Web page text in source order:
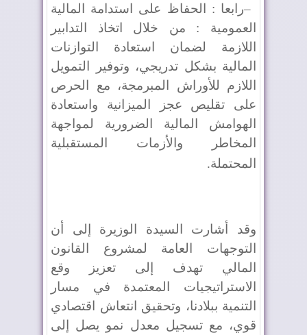
–رابعا : الحفاظ على استدامة المالية
العمومية : من خلال اتخاذ التدابير
اللازمة لضمان استعادة التوازنات
المالية بشكل تدريجي، وتوفير التمويل
اللازم للأوراش المبرمجة، مع الحرص
على تقليص عجز الميزانية واستعادة
الهوامش المالية الضرورية لمواجهة
المخاطر والأزمات المستقبلية
المحتملة.
وقد أشارت السيدة الوزيرة إلى أن
التوجهات العامة لمشروع القانون
المالي تهدف إلى تعزيز وقع
الاستراتيجيات المعتمدة في مسار
التنمية ببلادنا، وتحقيق انتعاش اقتصادي
قوي، مع تسجيل معدل نمو يصل إلى